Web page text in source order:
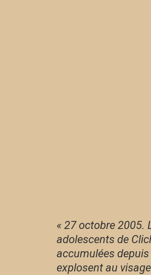
« 27 octobre 2005.
adolescents de
accumulées
explosent au